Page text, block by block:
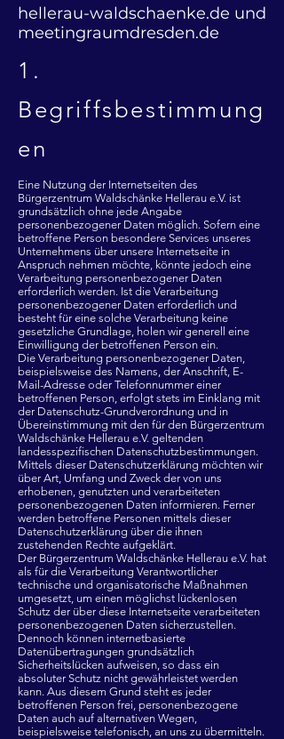
hellerau-waldschaenke.de und
meetingraumdresden.de
1.
Begriffsbestimmung
en
Eine Nutzung der Internetseiten des
Bürgerzentrum Waldschänke Hellerau e.V. ist
grundsätzlich ohne jede Angabe
personenbezogener Daten möglich. Sofern eine
betroffene Person besondere Services unseres
Unternehmens über unsere Internetseite in
Anspruch nehmen möchte, könnte jedoch eine
Verarbeitung personenbezogener Daten
erforderlich werden. Ist die Verarbeitung
personenbezogener Daten erforderlich und
besteht für eine solche Verarbeitung keine
gesetzliche Grundlage, holen wir generell eine
Einwilligung der betroffenen Person ein.
Die Verarbeitung personenbezogener Daten,
beispielsweise des Namens, der Anschrift, E-
Mail-Adresse oder Telefonnummer einer
betroffenen Person, erfolgt stets im Einklang mit
der Datenschutz-Grundverordnung und in
Übereinstimmung mit den für den Bürgerzentrum
Waldschänke Hellerau e.V. geltenden
landesspezifischen Datenschutzbestimmungen.
Mittels dieser Datenschutzerklärung möchten wir
über Art, Umfang und Zweck der von uns
erhobenen, genutzten und verarbeiteten
personenbezogenen Daten informieren. Ferner
werden betroffene Personen mittels dieser
Datenschutzerklärung über die ihnen
zustehenden Rechte aufgeklärt.
Der Bürgerzentrum Waldschänke Hellerau e.V. hat
als für die Verarbeitung Verantwortlicher
technische und organisatorische Maßnahmen
umgesetzt, um einen möglichst lückenlosen
Schutz der über diese Internetseite verarbeiteten
personenbezogenen Daten sicherzustellen.
Dennoch können internetbasierte
Datenübertragungen grundsätzlich
Sicherheitslücken aufweisen, so dass ein
absoluter Schutz nicht gewährleistet werden
kann. Aus diesem Grund steht es jeder
betroffenen Person frei, personenbezogene
Daten auch auf alternativen Wegen,
beispielsweise telefonisch, an uns zu übermitteln.